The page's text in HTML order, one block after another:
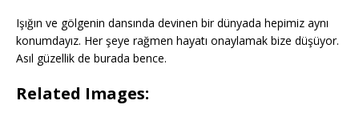
Işığın ve gölgenin dansında devinen bir dünyada hepimiz aynı
konumdayız. Her şeye rağmen hayatı onaylamak bize düşüyor.
Asıl güzellik de burada bence.
Related Images: